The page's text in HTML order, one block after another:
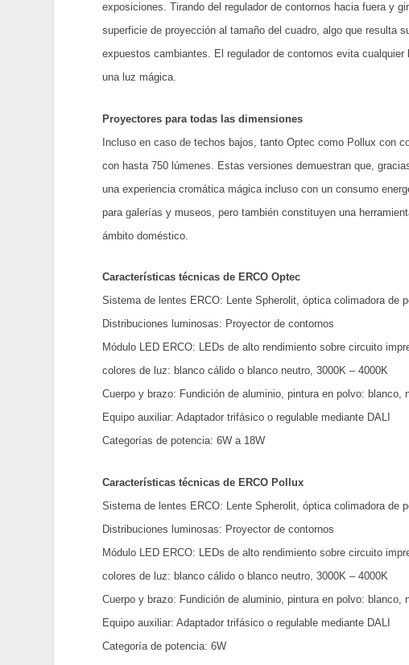
exposiciones. Tirando del regulador de contornos hacia fuera y
superficie de proyección al tamaño del cuadro, algo que resulta
expuestos cambiantes. El regulador de contornos evita
una luz mágica.
Proyectores para todas las dimensiones
Incluso en caso de techos bajos, tanto Optec como Pollux con
con hasta 750 lúmenes. Estas versiones demuestran que,
una experiencia cromática mágica incluso con un consumo
para galerías y museos, pero también constituyen una
ámbito doméstico.
Características técnicas de ERCO Optec
Sistema de lentes ERCO: Lente Spherolit, óptica colimadora de
Distribuciones luminosas: Proyector de contornos
Módulo LED ERCO: LEDs de alto rendimiento sobre circuito
colores de luz: blanco cálido o blanco neutro, 3000K – 4000K
Cuerpo y brazo: Fundición de aluminio, pintura en polvo: blanco,
Equipo auxiliar: Adaptador trifásico o regulable mediante DALI
Categorías de potencia: 6W a 18W
Características técnicas de ERCO Pollux
Sistema de lentes ERCO: Lente Spherolit, óptica colimadora de
Distribuciones luminosas: Proyector de contornos
Módulo LED ERCO: LEDs de alto rendimiento sobre circuito
colores de luz: blanco cálido o blanco neutro, 3000K – 4000K
Cuerpo y brazo: Fundición de aluminio, pintura en polvo: blanco,
Equipo auxiliar: Adaptador trifásico o regulable mediante DALI
Categoría de potencia: 6W